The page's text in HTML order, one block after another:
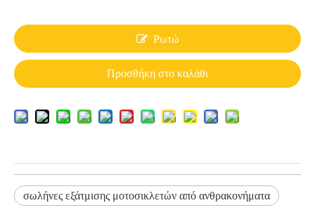
Ρωτώ
Προσθήκη στο καλάθι
σωλήνες εξάτμισης μοτοσικλετών από ανθρακονήματα